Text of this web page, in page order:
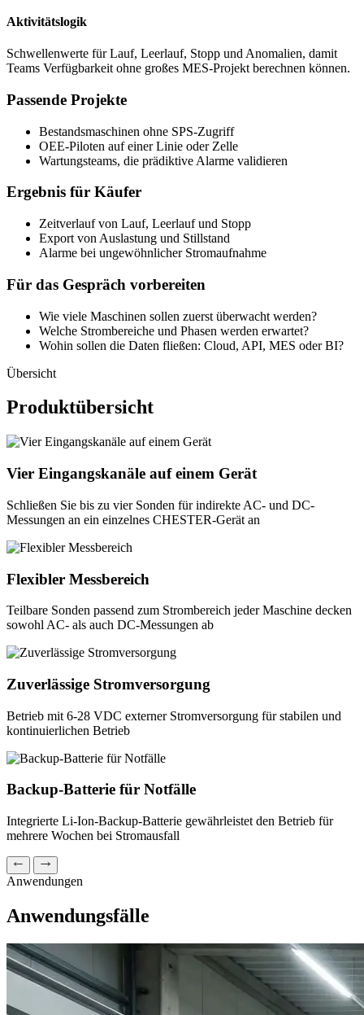
Aktivitätslogik
Schwellenwerte für Lauf, Leerlauf, Stopp und Anomalien, damit
Teams Verfügbarkeit ohne großes MES-Projekt berechnen können.
Passende Projekte
Bestandsmaschinen ohne SPS-Zugriff
OEE-Piloten auf einer Linie oder Zelle
Wartungsteams, die prädiktive Alarme validieren
Ergebnis für Käufer
Zeitverlauf von Lauf, Leerlauf und Stopp
Export von Auslastung und Stillstand
Alarme bei ungewöhnlicher Stromaufnahme
Für das Gespräch vorbereiten
Wie viele Maschinen sollen zuerst überwacht werden?
Welche Strombereiche und Phasen werden erwartet?
Wohin sollen die Daten fließen: Cloud, API, MES oder BI?
Übersicht
Produktübersicht
Vier Eingangskanäle auf einem Gerät
Schließen Sie bis zu vier Sonden für indirekte AC- und DC-
Messungen an ein einzelnes CHESTER-Gerät an
Flexibler Messbereich
Teilbare Sonden passend zum Strombereich jeder Maschine decken
sowohl AC- als auch DC-Messungen ab
Zuverlässige Stromversorgung
Betrieb mit 6-28 VDC externer Stromversorgung für stabilen und
kontinuierlichen Betrieb
Backup-Batterie für Notfälle
Integrierte Li-Ion-Backup-Batterie gewährleistet den Betrieb für
mehrere Wochen bei Stromausfall
Anwendungen
Anwendungsfälle